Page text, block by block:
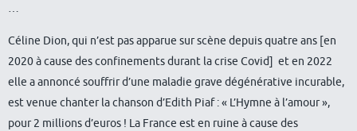
…
Céline Dion, qui n’est pas apparue sur scène depuis quatre ans [en
2020 à cause des confinements durant la crise Covid] et en 2022
elle a annoncé souffrir d’une maladie grave dégénérative incurable,
est venue chanter la chanson d’Edith Piaf : « L’Hymne à l’amour »,
pour 2 millions d’euros ! La France est en ruine à cause des